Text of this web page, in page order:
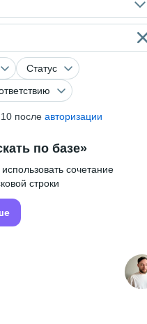
Статус
после авторизации
по базе»
сочетание
строки